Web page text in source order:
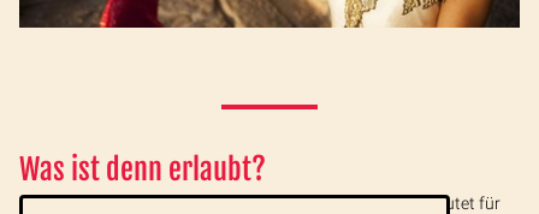
Was ist denn erlaubt?
Es gilt: Knie und Schultern müssen bedeckt sein. Das bedeutet für